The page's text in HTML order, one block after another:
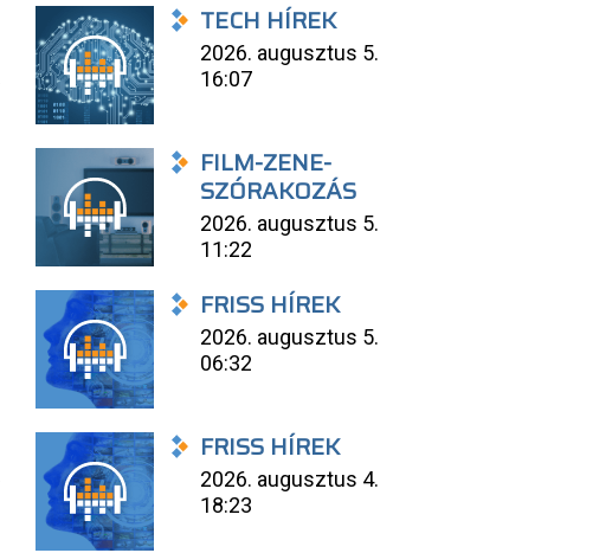
TECH HÍREK
2026. augusztus 5.
16:07
FILM-ZENE-
SZÓRAKOZÁS
2026. augusztus 5.
11:22
FRISS HÍREK
2026. augusztus 5.
06:32
FRISS HÍREK
2026. augusztus 4.
18:23